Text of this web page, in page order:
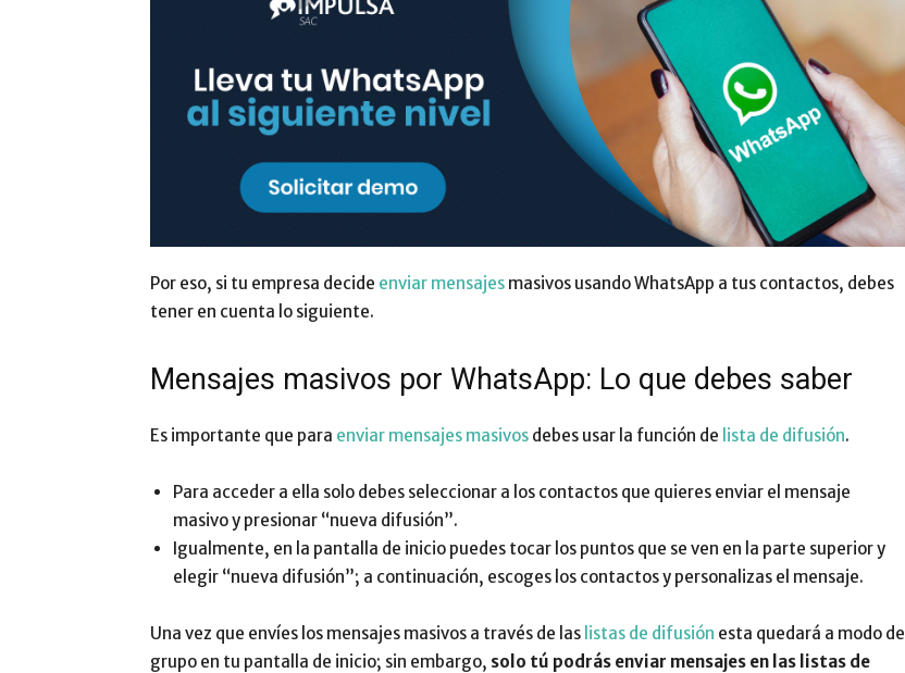
Por eso, si tu empresa decide enviar mensajes masivos usando WhatsApp a tus contactos, debes
tener en cuenta lo siguiente.
Mensajes masivos por WhatsApp: Lo que debes saber
Es importante que para enviar mensajes masivos debes usar la función de lista de difusión.
Para acceder a ella solo debes seleccionar a los contactos que quieres enviar el mensaje
masivo y presionar “nueva difusión”.
Igualmente, en la pantalla de inicio puedes tocar los puntos que se ven en la parte superior y
elegir “nueva difusión”; a continuación, escoges los contactos y personalizas el mensaje.
Una vez que envíes los mensajes masivos a través de las listas de difusión esta quedará a modo de
grupo en tu pantalla de inicio; sin embargo, solo tú podrás enviar mensajes en las listas de